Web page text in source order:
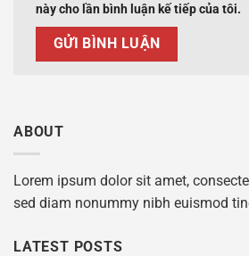
này cho lần bình luận kế tiếp của tôi.
ABOUT
Lorem ipsum dolor sit amet,
sed diam nonummy nibh euismod
LATEST POSTS